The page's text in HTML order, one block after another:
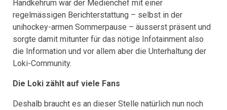
Handkehrum war der Medienchef mit einer
regelmässigen Berichterstattung – selbst in der
unihockey-armen Sommerpause – äusserst präsent und
sorgte damit mitunter für das nötige Infotainment also
die Information und vor allem aber die Unterhaltung der
Loki-Community.
Die Loki zählt auf viele Fans
Deshalb braucht es an dieser Stelle natürlich nun noch